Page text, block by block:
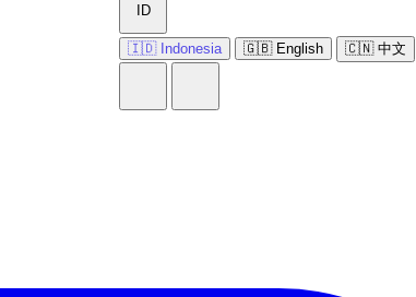
ID
🇮🇩 Indonesia 🇬🇧 English 🇨🇳 中文